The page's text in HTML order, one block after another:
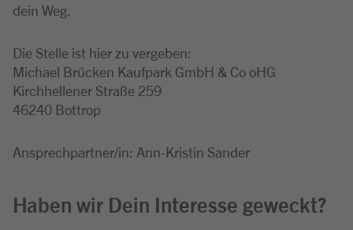
dein Weg.
Die Stelle ist hier zu vergeben:
Michael Brücken Kaufpark GmbH & Co oHG
Kirchhellener Straße 259
46240 Bottrop
Ansprechpartner/in: Ann-Kristin Sander
Haben wir Dein Interesse geweckt?